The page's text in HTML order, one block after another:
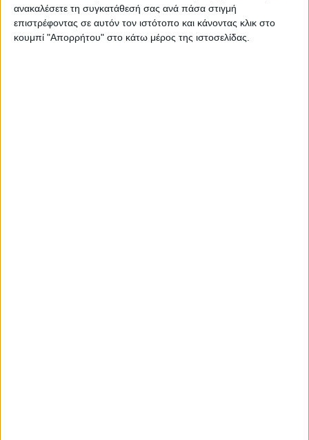
ανακαλέσετε τη συγκατάθεσή σας ανά πάσα στιγμή
επιστρέφοντας σε αυτόν τον ιστότοπο και κάνοντας κλικ στο
κουμπί "Απορρήτου" στο κάτω μέρος της ιστοσελίδας.